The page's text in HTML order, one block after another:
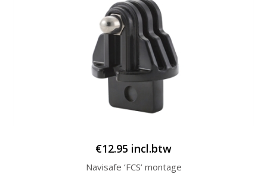
€12.95 incl.btw
Navisafe ‘FCS’ montage